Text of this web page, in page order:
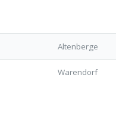
Altenberge
Warendorf